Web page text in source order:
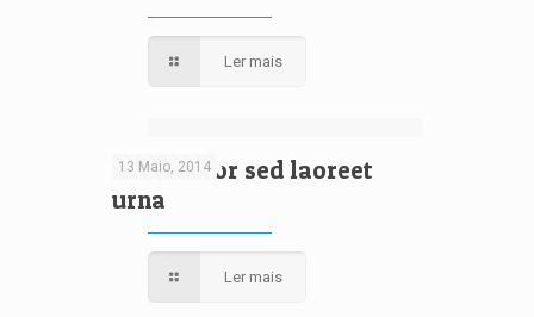
Ler mais
13 Maio, 2014
Nunc dolor sed laoreet
urna
Ler mais